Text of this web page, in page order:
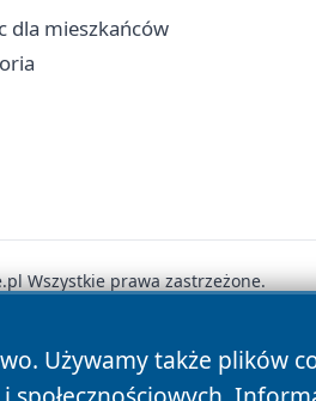
dla mieszkańców
Używamy także plików
Wszystkie prawa zastrzeżone.
Polityka Cookies